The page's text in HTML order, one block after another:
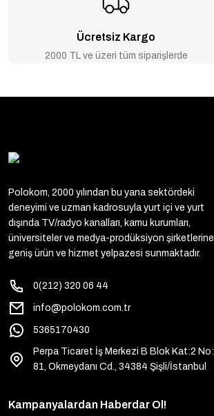
Ücretsiz Kargo
2000 TL ve üzeri tüm siparişlerde
Polokom, 2000 yılından bu yana sektördeki
deneyimi ve uzman kadrosuyla yurt içi ve yurt
dışında TV/radyo kanalları, kamu kurumları,
üniversiteler ve medya-prodüksiyon şirketlerine
geniş ürün ve hizmet yelpazesi sunmaktadır.
0(212) 320 06 44
info@polokom.com.tr
5365170430
Perpa Ticaret İş Merkezi B Blok Kat:2 No:
81, Okmeydanı Cd., 34384 Şişli/İstanbul
Kampanyalardan Haberdar Ol!